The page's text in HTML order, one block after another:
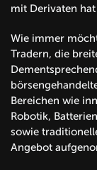
mit Derivaten
Wie immer
Tradern, die
Bereichen wie
Robotik,
sowie
Angebot